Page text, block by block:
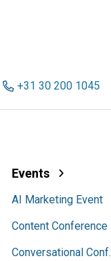
+31 30 200 1045
Events
AI Marketing Event
Content Conference
Conversational Conf.